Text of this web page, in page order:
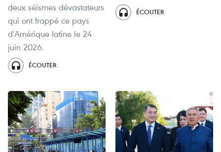
deux séismes dévastateurs
qui ont frappé ce pays
d’Amérique latine le 24
juin 2026.
ÉCOUTER
ÉCOUTER